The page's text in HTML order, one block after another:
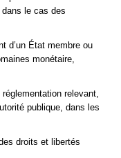
le cas des
d’un État membre ou
monétaire,
relevant,
publique, dans les
droits et libertés